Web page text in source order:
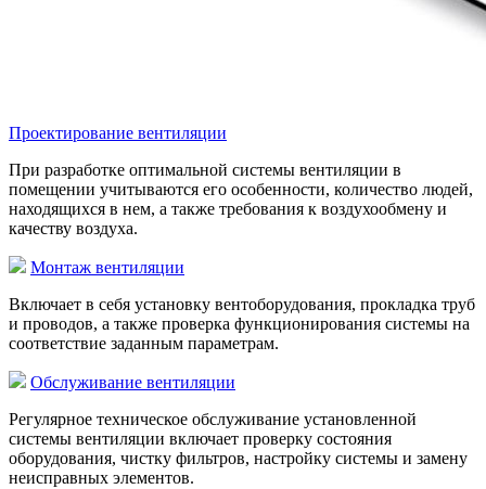
Проектирование вентиляции
При разработке оптимальной системы вентиляции в
помещении учитываются его особенности, количество людей,
находящихся в нем, а также требования к воздухообмену и
качеству воздуха.
Монтаж вентиляции
Включает в себя установку вентоборудования, прокладка труб
и проводов, а также проверка функционирования системы на
соответствие заданным параметрам.
Обслуживание вентиляции
Регулярное техническое обслуживание установленной
системы вентиляции включает проверку состояния
оборудования, чистку фильтров, настройку системы и замену
неисправных элементов.